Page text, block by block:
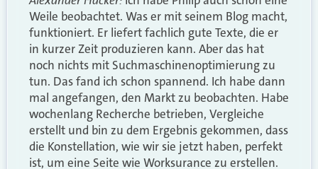
Weile beobachtet. Was er mit seinem Blog macht,
funktioniert. Er liefert fachlich gute Texte, die er
in kurzer Zeit produzieren kann. Aber das hat
noch nichts mit Suchmaschinenoptimierung zu
tun. Das fand ich schon spannend. Ich habe dann
mal angefangen, den Markt zu beobachten. Habe
wochenlang Recherche betrieben, Vergleiche
erstellt und bin zu dem Ergebnis gekommen, dass
die Konstellation, wie wir sie jetzt haben, perfekt
ist, um eine Seite wie Worksurance zu erstellen.